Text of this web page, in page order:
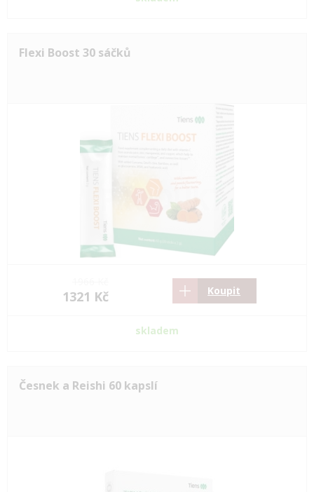
Flexi Boost 30 sáčků
1321 Kč Koupit
skladem
Česnek a Reishi 60 kapslí